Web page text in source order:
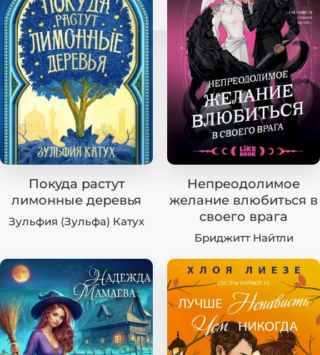
Покуда растут
лимонные деревья
Зульфия (Зульфа) Катух
Непреодолимое
желание влюбиться в
своего врага
Бриджитт Найтли